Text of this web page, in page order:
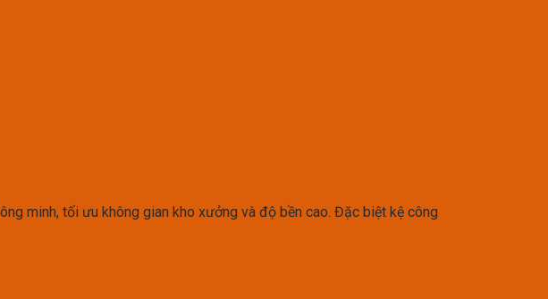
minh, tối ưu không gian kho xưởng và độ bền cao. Đặc biệt kệ công